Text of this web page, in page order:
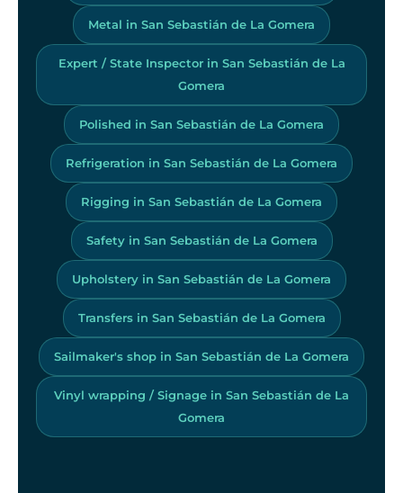
Metal in San Sebastián de La Gomera
Expert / State Inspector in San Sebastián de La
Gomera
Polished in San Sebastián de La Gomera
Refrigeration in San Sebastián de La Gomera
Rigging in San Sebastián de La Gomera
Safety in San Sebastián de La Gomera
Upholstery in San Sebastián de La Gomera
Transfers in San Sebastián de La Gomera
Sailmaker's shop in San Sebastián de La Gomera
Vinyl wrapping / Signage in San Sebastián de La
Gomera